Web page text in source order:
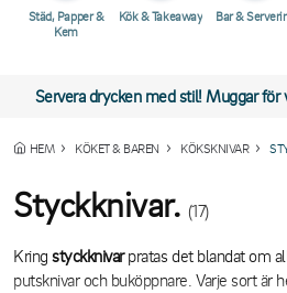
Städ, Papper &
Kem
Kök & Takeaway Bar &
Servera drycken med stil! Muggar för
HEM KÖKET & BAREN KÖKSKNIVAR
Styckknivar. (17)
Kringstyckknivarpratas det blandat om
putsknivar och buköppnare. Varje sort är